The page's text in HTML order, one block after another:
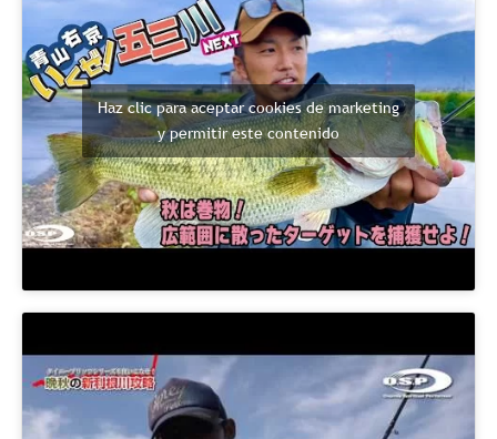
Haz clic para aceptar cookies de marketing
y permitir este contenido